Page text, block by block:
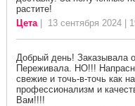
растите!
Цета| 13 сентября 2024 |
Добрый день! Заказывала
Переживала. НО!!!
свежие и точь-в-точь как
профессионализм и
Вам!!!!